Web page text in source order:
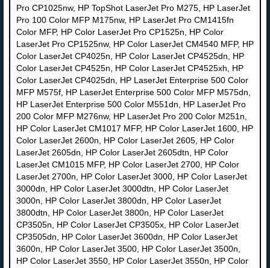
Pro CP1025nw, HP TopShot LaserJet Pro M275, HP LaserJet
Pro 100 Color MFP M175nw, HP LaserJet Pro CM1415fn
Color MFP, HP Color LaserJet Pro CP1525n, HP Color
LaserJet Pro CP1525nw, HP Color LaserJet CM4540 MFP, HP
Color LaserJet CP4025n, HP Color LaserJet CP4525dn, HP
Color LaserJet CP4525n, HP Color LaserJet CP4525xh, HP
Color LaserJet CP4025dn, HP LaserJet Enterprise 500 Color
MFP M575f, HP LaserJet Enterprise 500 Color MFP M575dn,
HP LaserJet Enterprise 500 Color M551dn, HP LaserJet Pro
200 Color MFP M276nw, HP LaserJet Pro 200 Color M251n,
HP Color LaserJet CM1017 MFP, HP Color LaserJet 1600, HP
Color LaserJet 2600n, HP Color LaserJet 2605, HP Color
LaserJet 2605dn, HP Color LaserJet 2605dtn, HP Color
LaserJet CM1015 MFP, HP Color LaserJet 2700, HP Color
LaserJet 2700n, HP Color LaserJet 3000, HP Color LaserJet
3000dn, HP Color LaserJet 3000dtn, HP Color LaserJet
3000n, HP Color LaserJet 3800dn, HP Color LaserJet
3800dtn, HP Color LaserJet 3800n, HP Color LaserJet
CP3505n, HP Color LaserJet CP3505x, HP Color LaserJet
CP3505dn, HP Color LaserJet 3600dn, HP Color LaserJet
3600n, HP Color LaserJet 3500, HP Color LaserJet 3500n,
HP Color LaserJet 3550, HP Color LaserJet 3550n, HP Color